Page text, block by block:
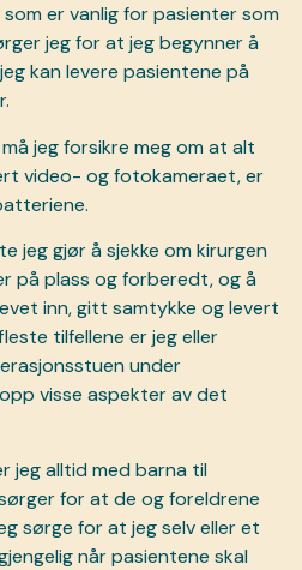
er vanlig for pasienter som
jeg for at jeg begynner å
kan levere pasientene på
jeg forsikre meg om at alt
video- og fotokameraet, er
jeg gjør å sjekke om kirurgen
på plass og forberedt, og å
inn, gitt samtykke og levert
tilfellene er jeg eller
under
visse aspekter av det
jeg alltid med barna til
for at de og foreldrene
sørge for at jeg selv eller et
når pasientene skal